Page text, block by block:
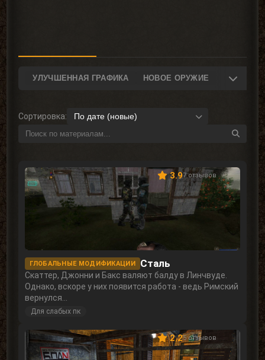
УЛУЧШЕННАЯ ГРАФИКА
НОВОЕ ОРУЖИЕ
ХАРДКОРНЫЙ МОД
АВТОРСКИЕ ЛОКАЦИИ
НОВЫЙ СЕТТИНГ
ЗИМНЯЯ АТМОСФЕРА
СЮЖЕТ ЗА ГРУППИРОВКИ
В РАЗРАБОТКЕ
МУЛЬТИПЛЕЕР
OGSR-ENGINE
Сортировка:
ГЛОБАЛЬНЫЕ МОДИФИКАЦИИ Сталь
Скаттер, Джонни и Бакс валяют балду в Линчвуде.
Однако, вскоре у них появится работа - ведь Римский
вернулся...
Для слабых пк
3.97 отзывов
2.25 отзывов